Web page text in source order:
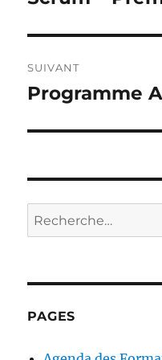
SUIVANT
Publication
Programme
Recherche
pour :
PAGES